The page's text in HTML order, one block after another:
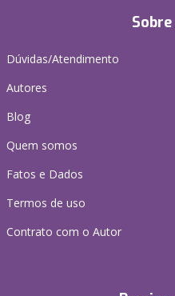
Dúvidas/Atendimento
Autores
Blog
Quem somos
Fatos e Dados
Termos de uso
Contrato com o Autor